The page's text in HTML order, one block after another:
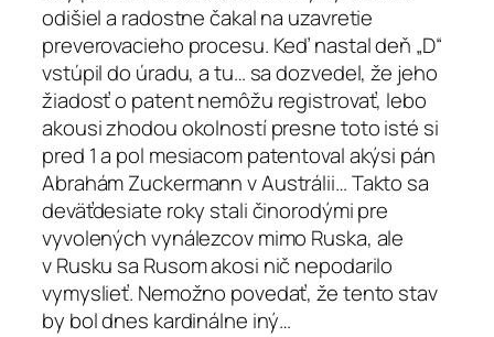
odišiel a radostne čakal na uzavretie
preverovacieho procesu. Keď nastal deň „D“
vstúpil do úradu, a tu… sa dozvedel, že jeho
žiadosť o patent nemôžu registrovať, lebo
akousi zhodou okolností presne toto isté si
pred 1 a pol mesiacom patentoval akýsi pán
Abrahám Zuckermann v Austrálii… Takto sa
deväťdesiate roky stali činorodými pre
vyvolených vynálezcov mimo Ruska, ale
v Rusku sa Rusom akosi nič nepodarilo
vymyslieť. Nemožno povedať, že tento stav
by bol dnes kardinálne iný…